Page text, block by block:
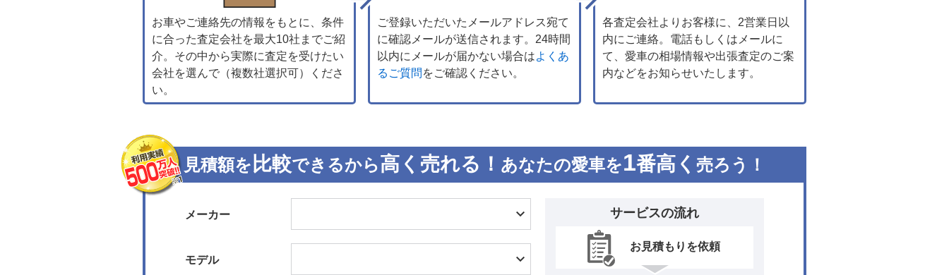
お車やご連絡先の情報をもとに、条件
に合った査定会社を最大10社までご紹
介。その中から実際に査定を受けたい
会社を選んで（複数社選択可）くださ
い。
ご登録いただいたメールアドレス宛て
に確認メールが送信されます。24時間
以内にメールが届かない場合はよくあ
るご質問 をご確認ください。
各査定会社よりお客様に、2営業日以
内にご連絡。電話もしくはメールに
て、愛車の相場情報や出張査定のご案
内などをお知らせいたします。
見積額を 比較できるから高く売れる！ あなたの愛車を1番高く 売ろう！
メーカー
モデル
サービスの流れ
お見積もりを依頼